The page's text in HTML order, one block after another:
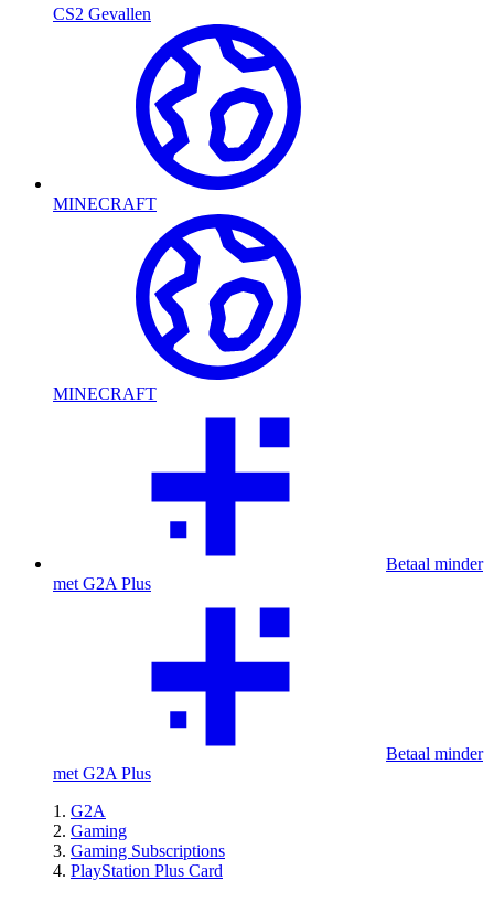
CS2 Gevallen
MINECRAFT
MINECRAFT
Betaal minder
met G2A Plus
Betaal minder
met G2A Plus
G2A
Gaming
Gaming Subscriptions
PlayStation Plus Card